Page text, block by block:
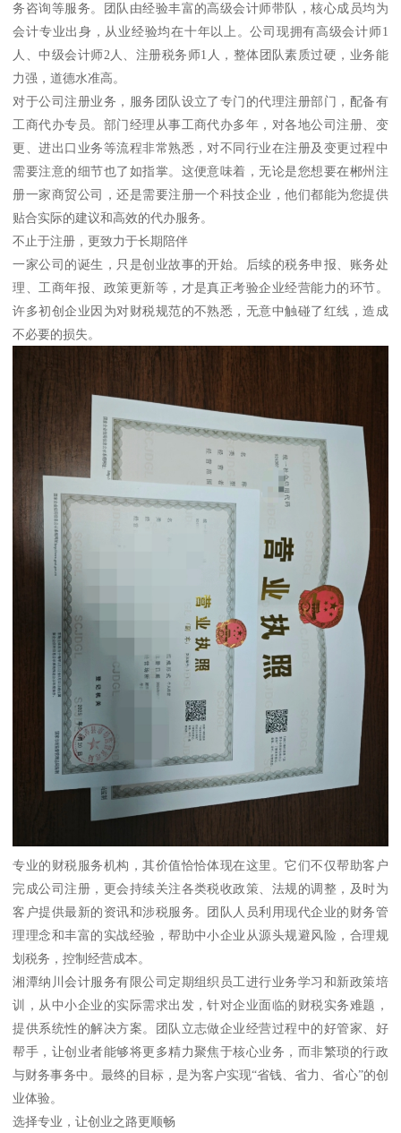
务咨询等服务。团队由经验丰富的高级会计师带队，核心成员均为
会计专业出身，从业经验均在十年以上。公司现拥有高级会计师1
人、中级会计师2人、注册税务师1人，整体团队素质过硬，业务能
力强，道德水准高。
对于公司注册业务，服务团队设立了专门的代理注册部门，配备有
工商代办专员。部门经理从事工商代办多年，对各地公司注册、变
更、进出口业务等流程非常熟悉，对不同行业在注册及变更过程中
需要注意的细节也了如指掌。这便意味着，无论是您想要在郴州注
册一家商贸公司，还是需要注册一个科技企业，他们都能为您提供
贴合实际的建议和高效的代办服务。
不止于注册，更致力于长期陪伴
一家公司的诞生，只是创业故事的开始。后续的税务申报、账务处
理、工商年报、政策更新等，才是真正考验企业经营能力的环节。
许多初创企业因为对财税规范的不熟悉，无意中触碰了红线，造成
不必要的损失。
专业的财税服务机构，其价值恰恰体现在这里。它们不仅帮助客户
完成公司注册，更会持续关注各类税收政策、法规的调整，及时为
客户提供最新的资讯和涉税服务。团队人员利用现代企业的财务管
理理念和丰富的实战经验，帮助中小企业从源头规避风险，合理规
划税务，控制经营成本。
湘潭纳川会计服务有限公司定期组织员工进行业务学习和新政策培
训，从中小企业的实际需求出发，针对企业面临的财税实务难题，
提供系统性的解决方案。团队立志做企业经营过程中的好管家、好
帮手，让创业者能够将更多精力聚焦于核心业务，而非繁琐的行政
与财务事务中。最终的目标，是为客户实现“省钱、省力、省心”的创
业体验。
选择专业，让创业之路更顺畅